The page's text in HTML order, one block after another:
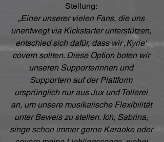
Stellung:
„Einer unserer vielen Fans, die uns
unentwegt via Kickstarter unterstützen,
entschied sich dafür, dass wir ‚Kyrie‘
covern sollten. Diese Option boten wir
unseren Supporterinnen und
Supportern auf der Plattform
ursprünglich nur aus Jux und Tollerei
an, um unsere musikalische Flexibilität
unter Beweis zu stellen. Ich, Sabrina,
singe schon immer gerne Karaoke oder